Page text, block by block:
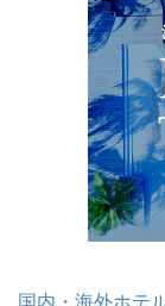
国内・海外ホテ